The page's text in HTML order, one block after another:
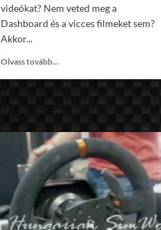
videókat? Nem veted meg a
Dashboard és a vicces filmeket sem?
Akkor...
Olvass tovább...
Video!